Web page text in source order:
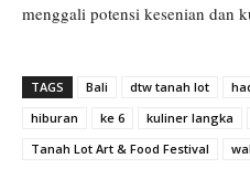
menggali potensi kesenian dan
TAGS Bali dtw tanah lot
hiburan
ke 6 kuliner langka
Tanah Lot Art & Food Festival